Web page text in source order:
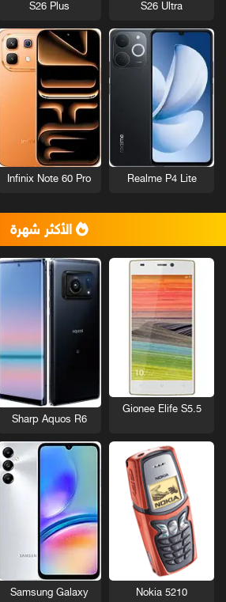
S26 Ultra
S26 Plus
Realme P4 Lite
Infinix Note 60 Pro
الأكثر شهرة
Gionee Elife S5.5
Sharp Aquos R6
Nokia 5210
Samsung Galaxy